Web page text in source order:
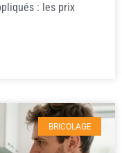
: les prix
BRICOLAGE